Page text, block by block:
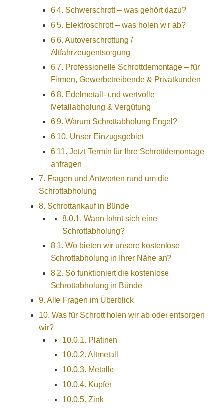
6.4. Schwerschrott – was gehört dazu?
6.5. Elektroschrott – was holen wir ab?
6.6. Autoverschrottung /
Altfahrzeugentsorgung
6.7. Professionelle Schrottdemontage – für
Firmen, Gewerbetreibende & Privatkunden
6.8. Edelmetall- und wertvolle
Metallabholung & Vergütung
6.9. Warum Schrottabholung Engel?
6.10. Unser Einzugsgebiet
6.11. Jetzt Termin für Ihre Schrottdemontage
anfragen
7. Fragen und Antworten rund um die
Schrottabholung
8. Schrottankauf in Bünde
8.0.1. Wann lohnt sich eine
Schrottabholung?
8.1. Wo bieten wir unsere kostenlose
Schrottabholung in Ihrer Nähe an?
8.2. So funktioniert die kostenlose
Schrottabholung in Bünde
9. Alle Fragen im Überblick
10. Was für Schrott holen wir ab oder entsorgen
wir?
10.0.1. Platinen
10.0.2. Altmetall
10.0.3. Metalle
10.0.4. Kupfer
10.0.5. Zink